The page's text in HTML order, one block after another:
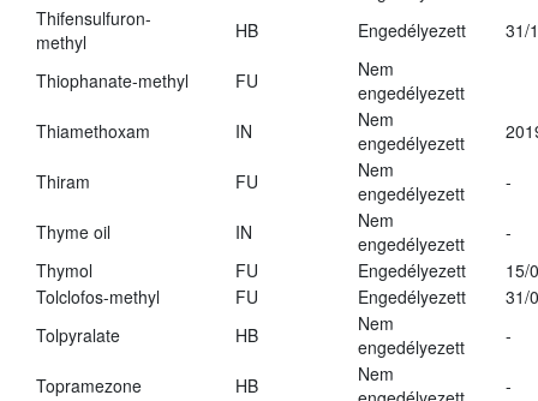
Thifensulfuron-
methyl
HB Engedélyezett 31/
Thiophanate-methyl FU
Nem
engedélyezett
Thiamethoxam
IN
Nem
engedélyezett
Thiram FU
Nem
engedélyezett
-
Thyme oil IN
Nem
engedélyezett
-
Thymol
FU Engedélyezett
15/
Tolclofos-methyl
FU Engedélyezett
31/
Tolpyralate
HB
Nem
engedélyezett
-
Topramezone HB
Nem
-